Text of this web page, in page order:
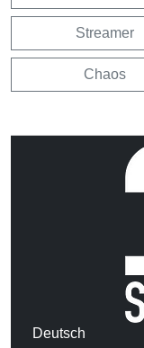
Streamer
Chaos
Deutsch